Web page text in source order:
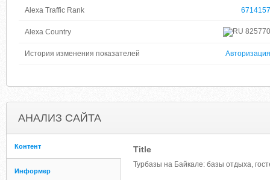
Alexa Traffic Rank 6714157
Alexa Country 825770
История изменения показателей Авторизация
АНАЛИЗ САЙТА
Контент
Информер
Title
Турбазы на Байкале: базы отдыха,